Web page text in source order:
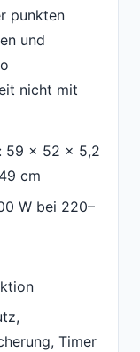
punkten
und
nicht mit
59 x 52 x 5,2
cm
W bei 220–
Timer